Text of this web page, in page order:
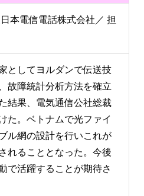
本電信電話株式会社／ 担
としてヨルダンで伝送技
故障統計分析方法を確立
結果、電気通信公社総裁
た。ベトナムで光ファイ
ル網の設計を行いこれが
れることとなった。今後
で活躍することが期待さ